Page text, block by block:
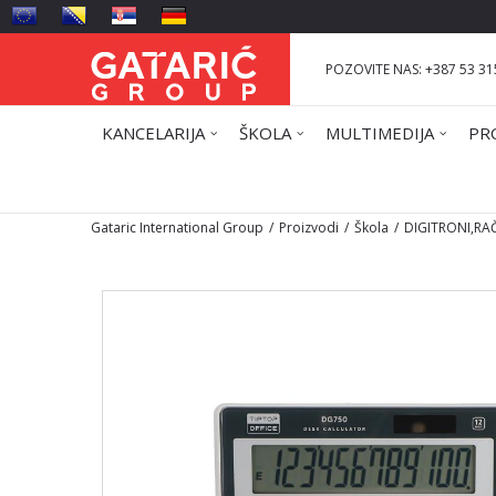
POZOVITE NAS: +387 53
KANCELARIJA ŠKOLA MULTIMEDIJA
Gataric International Group Proizvodi Škola